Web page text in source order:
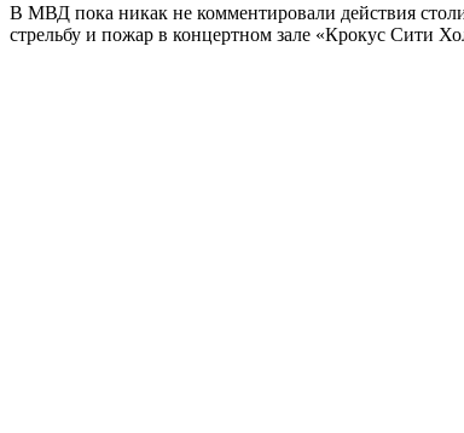
В МВД пока никак не комментировали действия
стрельбу и пожар в концертном зале «Крокус Сити